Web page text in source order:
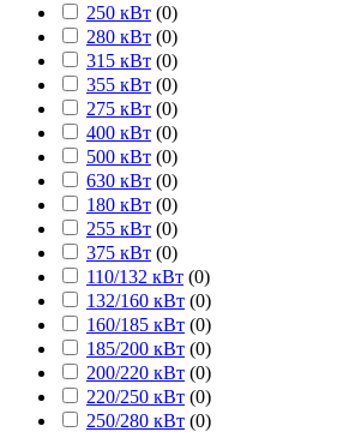
250 кВт (0)
280 кВт (0)
315 кВт (0)
355 кВт (0)
275 кВт (0)
400 кВт (0)
500 кВт (0)
630 кВт (0)
180 кВт (0)
255 кВт (0)
375 кВт (0)
110/132 кВт (0)
132/160 кВт (0)
160/185 кВт (0)
185/200 кВт (0)
200/220 кВт (0)
220/250 кВт (0)
250/280 кВт (0)